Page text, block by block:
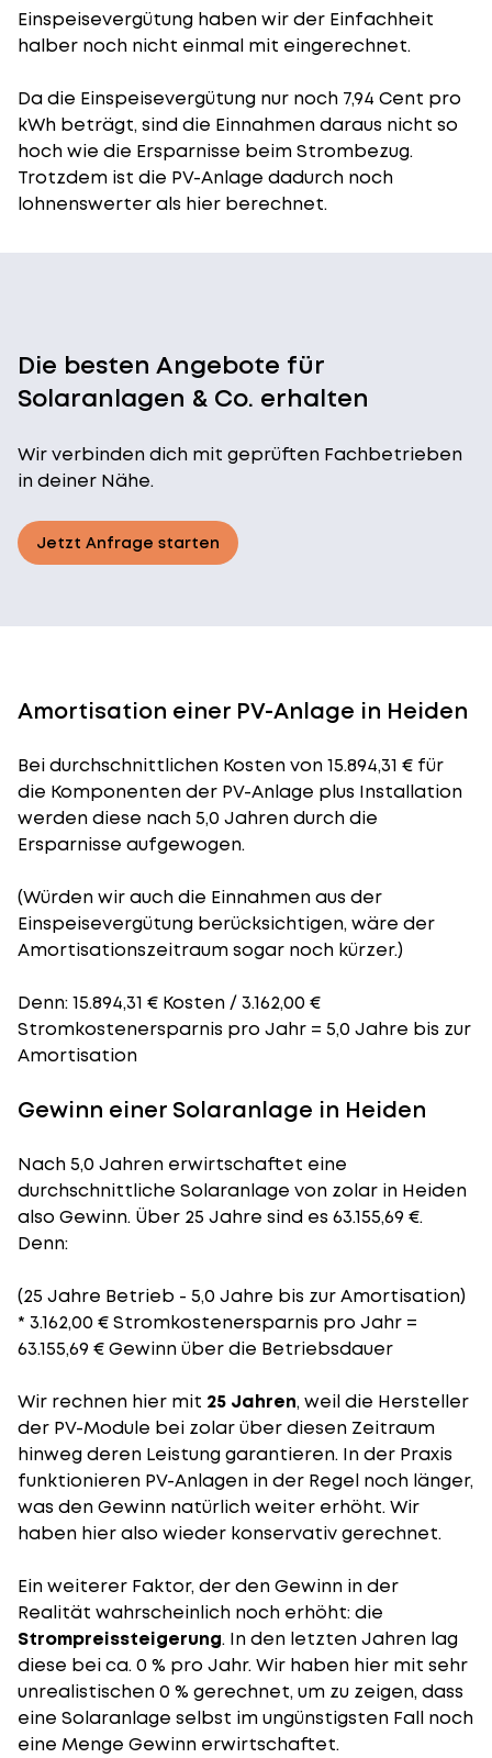
Einspeisevergütung haben wir der Einfachheit
halber noch nicht einmal mit eingerechnet.
Da die Einspeisevergütung nur noch 7,94 Cent pro
kWh beträgt, sind die Einnahmen daraus nicht so
hoch wie die Ersparnisse beim Strombezug.
Trotzdem ist die PV-Anlage dadurch noch
lohnenswerter als hier berechnet.
Die besten Angebote für
Solaranlagen & Co. erhalten
Wir verbinden dich mit geprüften Fachbetrieben
in deiner Nähe.
Jetzt Anfrage starten
Amortisation einer PV-Anlage in Heiden
Bei durchschnittlichen Kostenvon 15.894,31 € für
die Komponenten der PV-Anlage plus Installation
werden diese nach 5,0 Jahren durch die
Ersparnisse aufgewogen.
(Würden wir auch die Einnahmen aus der
Einspeisevergütung berücksichtigen, wäre der
Amortisationszeitraumsogar noch kürzer.)
Denn: 15.894,31 € Kosten / 3.162,00 €
Stromkostenersparnis pro Jahr = 5,0 Jahre bis zur
Amortisation
Gewinn einer Solaranlage in Heiden
Nach 5,0 Jahren erwirtschaftet eine
durchschnittliche Solaranlage von zolar in Heiden
also Gewinn. Über 25 Jahre sind es 63.155,69 €.
Denn:
(25 Jahre Betrieb - 5,0 Jahre bis zur Amortisation)
* 3.162,00 € Stromkostenersparnis pro Jahr =
63.155,69 € Gewinn über die Betriebsdauer
Wir rechnen hier mit 25 Jahren, weil die Hersteller
der PV-Module bei zolar über diesen Zeitraum
hinweg deren Leistung garantieren. In der Praxis
funktionieren PV-Anlagen in der Regel noch länger,
was den Gewinn natürlich weiter erhöht. Wir
haben hier also wieder konservativ gerechnet.
Ein weiterer Faktor, der den Gewinn in der
Realität wahrscheinlich noch erhöht: die
Strompreissteigerung. In den letzten Jahren lag
diese bei ca. 0 % pro Jahr. Wir haben hier mit sehr
unrealistischen 0 % gerechnet, um zu zeigen, dass
eine Solaranlage selbst im ungünstigsten Fall noch
eine Menge Gewinn erwirtschaftet.